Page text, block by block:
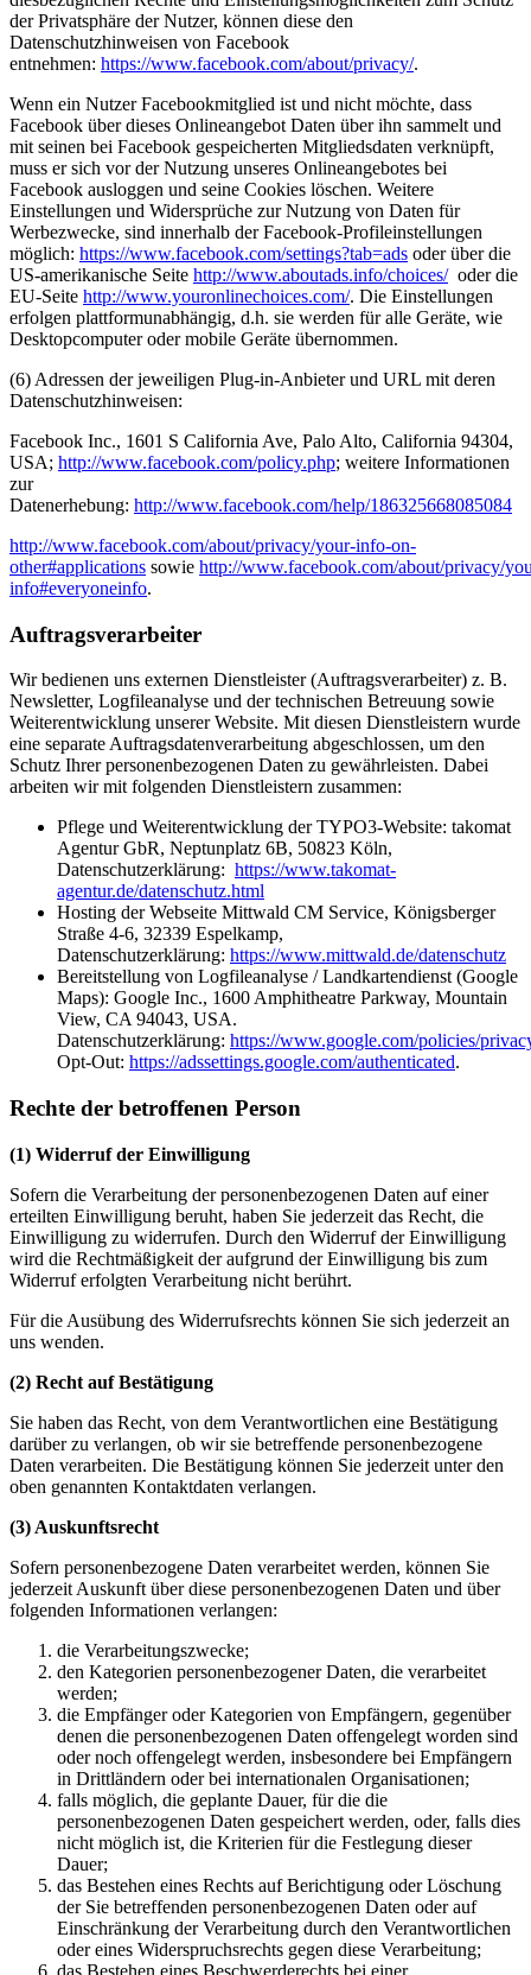
der Privatsphäre der Nutzer, können diese den
Datenschutzhinweisen von Facebook
entnehmen: https://www.facebook.com/about/privacy/.
Wenn ein Nutzer Facebookmitglied ist und nicht möchte, dass
Facebook über dieses Onlineangebot Daten über ihn sammelt und
mit seinen bei Facebook gespeicherten Mitgliedsdaten verknüpft,
muss er sich vor der Nutzung unseres Onlineangebotes bei
Facebook ausloggen und seine Cookies löschen. Weitere
Einstellungen und Widersprüche zur Nutzung von Daten für
Werbezwecke, sind innerhalb der Facebook-Profileinstellungen
möglich: https://www.facebook.com/settings?tab=ads oder über die
US-amerikanische Seite http://www.aboutads.info/choices/oder die
EU-Seite http://www.youronlinechoices.com/. Die Einstellungen
erfolgen plattformunabhängig, d.h. sie werden für alle Geräte, wie
Desktopcomputer oder mobile Geräte übernommen.
(6) Adressen der jeweiligen Plug-in-Anbieter und URL mit deren
Datenschutzhinweisen:
Facebook Inc., 1601 S California Ave, Palo Alto, California 94304,
USA; http://www.facebook.com/policy.php; weitere Informationen
zur
Datenerhebung: http://www.facebook.com/help/186325668085084
http://www.facebook.com/about/privacy/your-info-on-
other#applications sowie http://www.facebook.com/about/privacy/
info#everyoneinfo.
Auftragsverarbeiter
Wir bedienen uns externen Dienstleister (Auftragsverarbeiter) z. B.
Newsletter, Logfileanalyse und der technischen Betreuung sowie
Weiterentwicklung unserer Website. Mit diesen Dienstleistern wurde
eine separate Auftragsdatenverarbeitung abgeschlossen, um den
Schutz Ihrer personenbezogenen Daten zu gewährleisten. Dabei
arbeiten wir mit folgenden Dienstleistern zusammen:
Pflege und Weiterentwicklung der TYPO3-Website: takomat
Agentur GbR, Neptunplatz 6B, 50823 Köln,
Datenschutzerklärung: https://www.takomat-
agentur.de/datenschutz.html
Hosting der Webseite Mittwald CM Service, Königsberger
Straße 4-6, 32339 Espelkamp,
Datenschutzerklärung: https://www.mittwald.de/datenschutz
Bereitstellung von Logfileanalyse / Landkartendienst (Google
Maps): Google Inc., 1600 Amphitheatre Parkway, Mountain
View, CA 94043, USA.
Datenschutzerklärung: https://www.google.com/policies/
Opt-Out: https://adssettings.google.com/authenticated.
Rechte der betroffenen Person
(1) Widerruf der Einwilligung
Sofern die Verarbeitung der personenbezogenen Daten auf einer
erteilten Einwilligung beruht, haben Sie jederzeit das Recht, die
Einwilligung zu widerrufen. Durch den Widerruf der Einwilligung
wird die Rechtmäßigkeit der aufgrund der Einwilligung bis zum
Widerruf erfolgten Verarbeitung nicht berührt.
Für die Ausübung des Widerrufsrechts können Sie sich jederzeit an
uns wenden.
(2) Recht auf Bestätigung
Sie haben das Recht, von dem Verantwortlichen eine Bestätigung
darüber zu verlangen, ob wir sie betreffende personenbezogene
Daten verarbeiten. Die Bestätigung können Sie jederzeit unter den
oben genannten Kontaktdaten verlangen.
(3) Auskunftsrecht
Sofern personenbezogene Daten verarbeitet werden, können Sie
jederzeit Auskunft über diese personenbezogenen Daten und über
folgenden Informationen verlangen:
die Verarbeitungszwecke;
den Kategorien personenbezogener Daten, die verarbeitet
werden;
die Empfänger oder Kategorien von Empfängern, gegenüber
denen die personenbezogenen Daten offengelegt worden sind
oder noch offengelegt werden, insbesondere bei Empfängern
in Drittländern oder bei internationalen Organisationen;
falls möglich, die geplante Dauer, für die die
personenbezogenen Daten gespeichert werden, oder, falls dies
nicht möglich ist, die Kriterien für die Festlegung dieser
Dauer;
das Bestehen eines Rechts auf Berichtigung oder Löschung
der Sie betreffenden personenbezogenen Daten oder auf
Einschränkung der Verarbeitung durch den Verantwortlichen
oder eines Widerspruchsrechts gegen diese Verarbeitung;
das Bestehen eines Beschwerderechts bei einer